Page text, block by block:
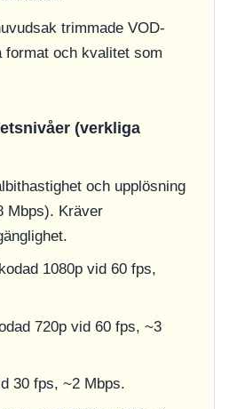
trimmade VOD-
format och kvalitet som
(verkliga
och upplösning
Mbps). Kräver
1080p vid 60 fps,
720p vid 60 fps, ~3
30 fps, ~2 Mbps.